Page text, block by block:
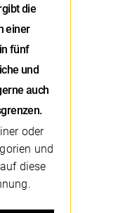
die
einer
fünf
und
auch
oder
und
diese